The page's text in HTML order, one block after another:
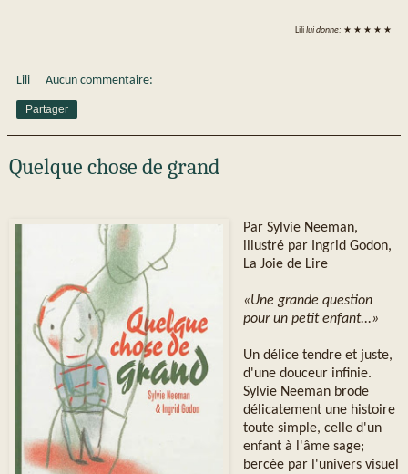
Lililui donne: ★ ★ ★ ★ ★
Lili Aucun commentaire:
Partager
Quelque chose de grand
Par Sylvie Neeman,
illustré par Ingrid Godon,
La Joie de Lire
«Une grande question
pour un petit enfant...»
Un délice tendre et juste,
d'une douceur infinie.
Sylvie Neeman brode
délicatement une histoire
toute simple, celle d'un
enfant à l'âme sage;
bercée par l'univers visuel